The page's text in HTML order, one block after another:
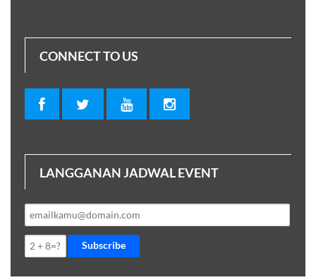
CONNECT TO US
LANGGANAN JADWAL EVENT
Subscribe